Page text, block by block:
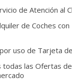
de Atención al
de Coches con
uso de Tarjeta
todas las Ofertas